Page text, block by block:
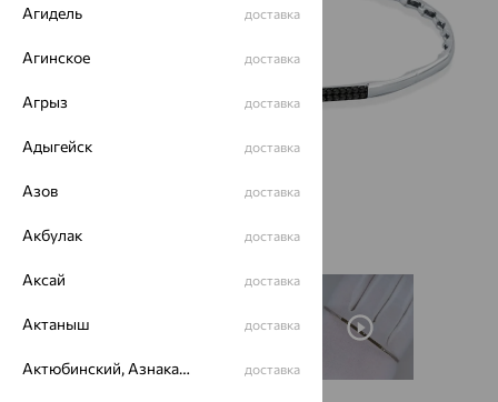
Агидель доставка
Агинское доставка
Агрыз доставка
Адыгейск доставка
Азов доставка
Акбулак доставка
Аксай доставка
Актаныш доставка
Актюбинский, Азнакаевский район доставка